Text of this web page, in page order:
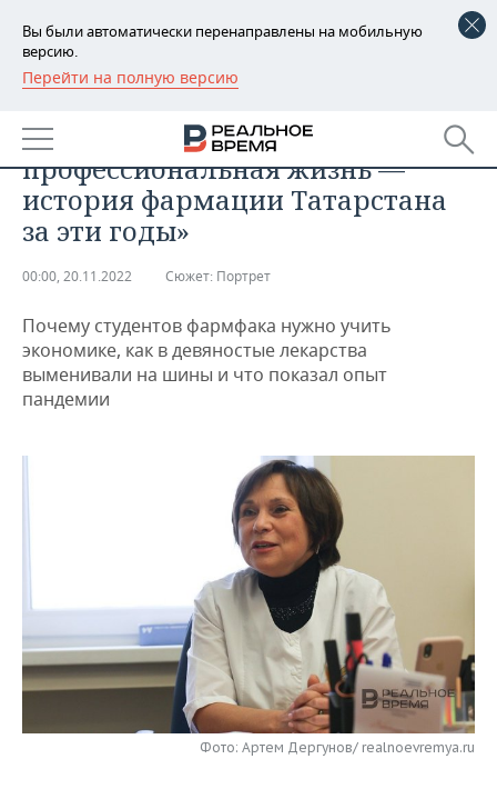
Вы были автоматически перенаправлены на мобильную
версию.
Перейти на полную версию
РЕГИОНЫ
БАШКОРТОСТАН
ТАТАРСТАН
УДМУРТИЯ
НОВОСТИ
АНАЛИТИКА
НОВОСТИ АНАЛИТИКИ
ДЕКЛАРАЦИИ О ДОХОДАХ
КОРОЛИ ГОСЗАКАЗА ПФО
ВУЗЫ ТАТАРСТАНА
ЭКОНОМИКА
НОВОСТИ ЭКОНОМИКИ
ФИНАНСЫ
БАНКИ
ПРОМЫШЛЕННОСТЬ
НОВОСТИ
ПРОМЫШЛЕННОСТИ
АГРОПРОМ
ОПК
ЭНЕРГЕТИКА
НЕДВИЖИМОСТЬ
НОВОСТИ НЕДВИЖИМОСТИ
АВТО
УСЛУГИ
НОВОСТИ ТЕХНОЛОГИЙ
МЕДИА
ТЕЛЕКОММУНИКАЦИИ
НОВОСТИ МЕРОПРИЯТИЙ
ВЫЕЗДНАЯ РЕДАКЦИЯ
БИЗНЕС-БРАНЧИ
ONLINE-КОНФЕРЕНЦИИ
НОВОСТИ СПОРТА
ФУТБОЛ
ОБЩЕСТВО
НОВОСТИ ОБЩЕСТВА
ФОТОГАЛЕРЕЯ
Гульнар Миронова: «Моя
профессиональная жизнь —
история фармации Татарстана
за эти годы»
00:00, 20.11.2022 Сюжет: Портрет
Почему студентов фармфака нужно учить
экономике, как в девяностые лекарства
выменивали на шины и что показал опыт
пандемии
Фото: Артем Дергунов/ realnoevremya.ru